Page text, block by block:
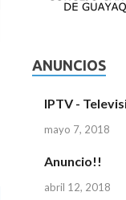
ANUNCIOS
IPTV -
mayo 7, 2018
Anuncio!!
abril 12, 2018